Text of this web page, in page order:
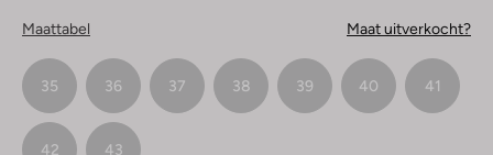
Maattabel Maat uitverkocht?
35 36 37 38 39 40 41
42 43